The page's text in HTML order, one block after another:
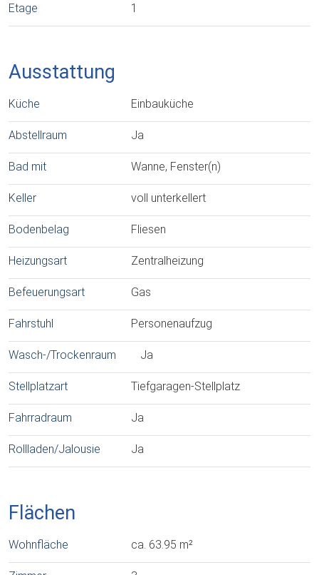
Etage 1
Ausstattung
Küche Einbauküche
Abstellraum Ja
Bad mit Wanne, Fenster(n)
Keller voll unterkellert
Bodenbelag Fliesen
Heizungsart Zentralheizung
Befeuerungsart Gas
Fahrstuhl Personenaufzug
Wasch-/Trockenraum Ja
Stellplatzart Tiefgaragen-Stellplatz
Fahrradraum Ja
Rollladen/Jalousie Ja
Flächen
Wohnfläche ca. 63.95 m²